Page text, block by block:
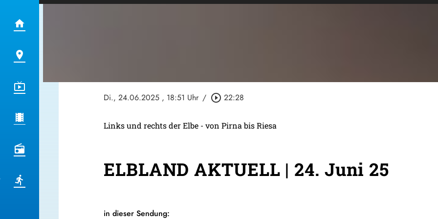
Di., 24.06.2025 , 18:51 Uhr / play_circle_outline 22:28
Links und rechts der Elbe - von Pirna bis Riesa
ELBLAND AKTUELL | 24. Juni 25
in dieser Sendung: